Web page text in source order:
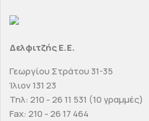
Δελφιτζής Ε.Ε.
Γεωργίου Στράτου 31-35
Ίλιον 131 23
Τηλ: 210 - 26 11 531 (10 γραμμές)
Fax: 210 - 26 17 464